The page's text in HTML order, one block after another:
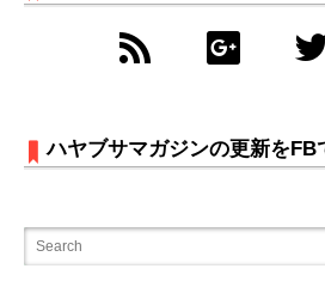
ハヤブサマガジンの更新をFB